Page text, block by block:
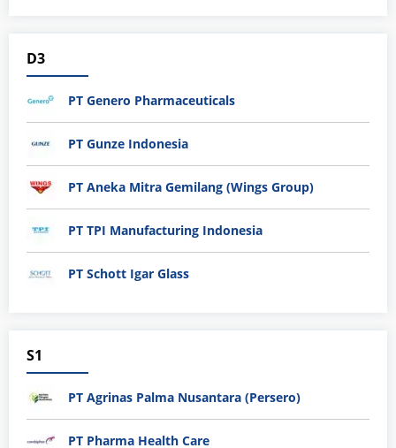
D3
PT Genero Pharmaceuticals
PT Gunze Indonesia
PT Aneka Mitra Gemilang (Wings Group)
PT TPI Manufacturing Indonesia
PT Schott Igar Glass
S1
PT Agrinas Palma Nusantara (Persero)
PT Pharma Health Care